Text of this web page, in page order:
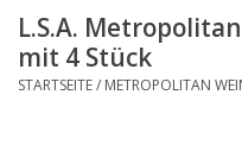
Karaffen
Glasgravur fur karaffe und
L.S.A.
mit 4 Stück
STARTSEITE/ METROPOLITAN